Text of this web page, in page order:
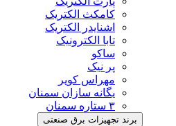
کامکث الکتریک
اشنایدر الکتریک
تابا الکترونیک
ساکو
پر نیک
مهراس کویر
یگانه سازان سمنان
۳ ستاره سمنان
برند تجهیزات برق صنعتی